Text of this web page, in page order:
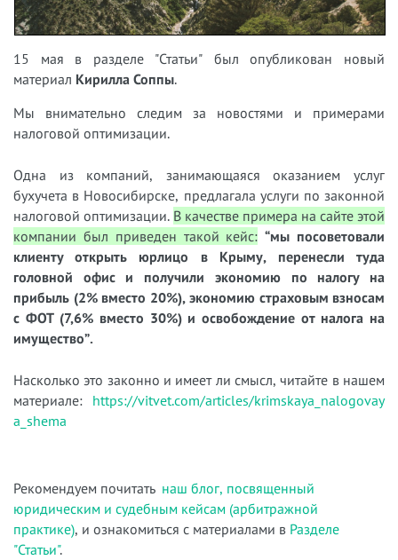
15 мая в разделе "Статьи" был опубликован новый
материал Кирилла Соппы.
Мы внимательно следим за новостями и примерами
налоговой оптимизации.
Одна из компаний, занимающаяся оказанием услуг
бухучета в Новосибирске, предлагала услуги по законной
налоговой оптимизации. В качестве примера на сайте этой
компании был приведен такой кейс: “мы посоветовали
клиенту открыть юрлицо в Крыму, перенесли туда
головной офис и получили экономию по налогу на
прибыль (2% вместо 20%), экономию страховым взносам
с ФОТ (7,6% вместо 30%) и освобождение от налога на
имущество”.
Насколько это законно и имеет ли смысл,читайте в нашем
материале: https://vitvet.com/articles/krimskaya_nalogovay
a_shema
Рекомендуем почитать наш блог, посвященный
юридическим и судебным кейсам (арбитражной
практике), и ознакомиться с материалами в Разделе
"Статьи".